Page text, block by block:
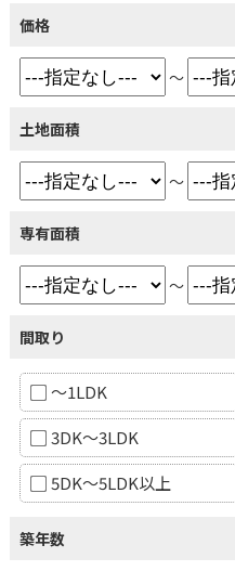
価格
～
土地面積
～
専有面積
～
間取り
～1LDK
3DK～3LDK
5DK～5LDK以上
築年数